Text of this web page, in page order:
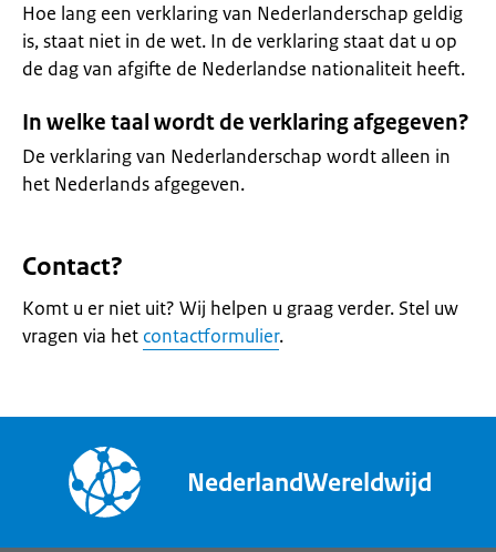
Hoe lang een verklaring van Nederlanderschap geldig
is, staat niet in de wet. In de verklaring staat dat u op
de dag van afgifte de Nederlandse nationaliteit heeft.
In welke taal wordt de verklaring afgegeven?
De verklaring van Nederlanderschap wordt alleen in
het Nederlands afgegeven.
Contact?
Komt u er niet uit? Wij helpen u graag verder. Stel uw
vragen via het contactformulier.
NederlandWereldwijd